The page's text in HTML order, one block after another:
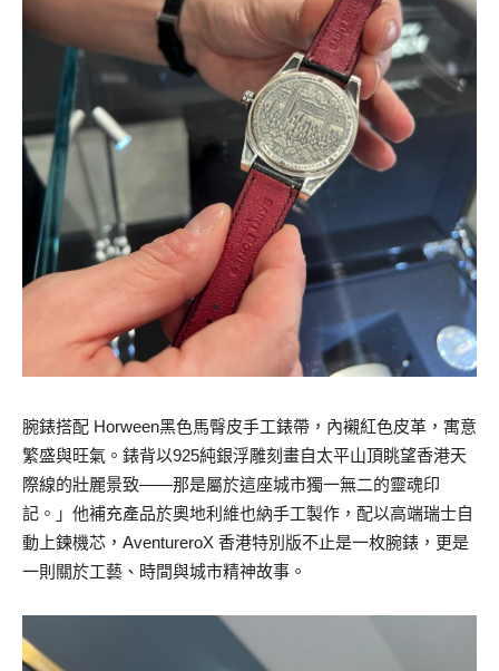
腕錶搭配 Horween黑色馬臀皮手工錶帶，內襯紅色皮革，寓意
繁盛與旺氣。錶背以925純銀浮雕刻畫自太平山頂眺望香港天
際線的壯麗景致——那是屬於這座城市獨一無二的靈魂印
記。」他補充產品於奧地利維也納手工製作，配以高端瑞士自
動上鍊機芯，AventureroX 香港特別版不止是一枚腕錶，更是
一則關於工藝、時間與城市精神故事。